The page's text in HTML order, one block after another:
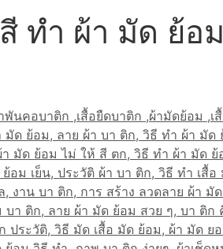
สี ทำ ผ้า มัด ย้อม